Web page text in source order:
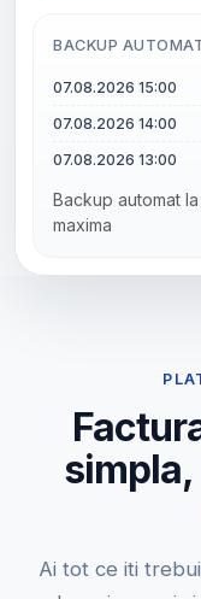
BACKUP
07.08.2026 15:00
07.08.2026 14:00
07.08.2026 13:00
Backup automat
maxima
Ai tot ce iti